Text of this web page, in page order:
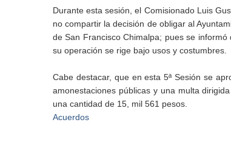
Durante esta sesión, el Comisionado Luis
no compartir la decisión de obligar al
de San Francisco Chimalpa; pues se
su operación se rige bajo usos y costumbres.
Cabe destacar, que en esta 5ª Sesión se
amonestaciones públicas y una multa
una cantidad de 15, mil 561 pesos.
Acuerdos